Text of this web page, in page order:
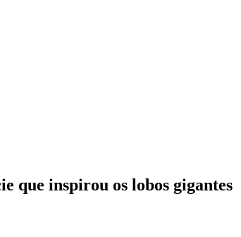
que inspirou os lobos gigantes